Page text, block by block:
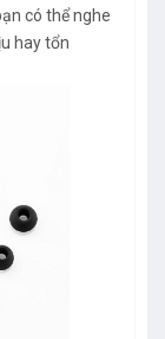
có thể nghe
hay tổn